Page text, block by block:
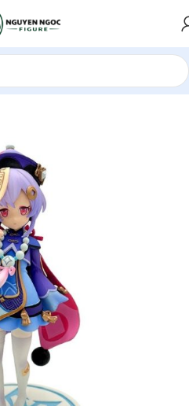
Genshin Impact QiQi siêu đẹp